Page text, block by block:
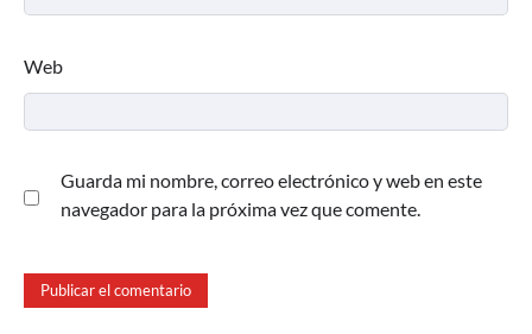
Web
Guarda mi nombre, correo electrónico y web en este
navegador para la próxima vez que comente.